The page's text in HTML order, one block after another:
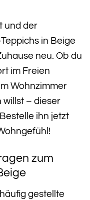
und der
in Beige
neu. Ob du
im Freien
Wohnzimmer
willst – dieser
ihn jetzt
zum
gestellte